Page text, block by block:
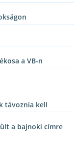
a VB-n
távoznia kell
a bajnoki címre